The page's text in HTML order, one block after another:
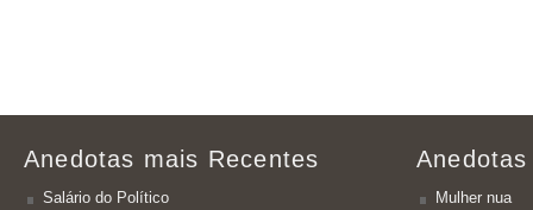
Anedotas mais Recentes
Salário do Político
Mulher nua